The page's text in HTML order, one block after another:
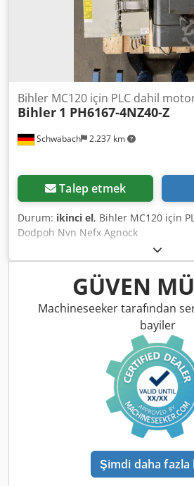
Schwabach 2.237 km
Bihler MC120 için PLC dahil
Bihler 1 PH6167-4NZ40-Z
Talep etmek
Durum: ikinci el, Bihler MC120 için
Dodpoh Nvn Nefx Agnock
GÜVEN
Machineseeker tarafından
bayiler
Şimdi daha fazla